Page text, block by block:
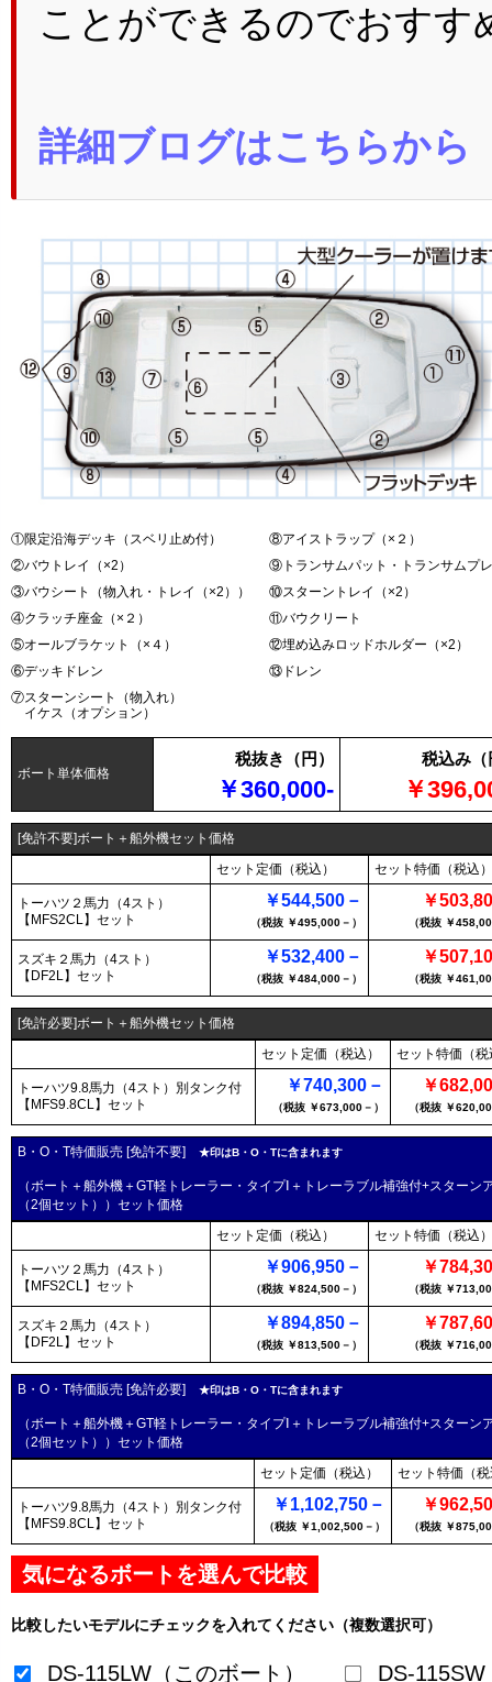
ことができるのでおすす
詳細ブログはこちらから
①限定沿海デッキ（スベリ止め付）
②バウトレイ（×2）
③バウシート（物入れ・トレイ（×2））
④クラッチ座金（×２）
⑤オールブラケット（×４）
⑥デッキドレン
⑦スターンシート（物入れ）
イケス（オプション）
⑧アイストラップ（×２）
⑨トランサムパット・トランサムプ
⑩スターントレイ（×2）
⑪バウクリート
⑫埋め込みロッドホルダー（×2）
⑬ドレン
ボート単体価格
税抜き（円）
￥360,000-
税込み（
￥
[免許不要]ボート＋船外機セット価格
セット定価（税込）
セット特価（税込）
トーハツ２馬力（4スト）
【MFS2CL】 セット
￥544,500－
（税抜 ￥495,000－）
￥
（税抜 ￥
スズキ２馬力（4スト）
【DF2L】 セット
￥532,400－
（税抜 ￥484,000－）
￥
（税抜 ￥
[免許必要]ボート＋船外機セット価格
セット定価（税込）
セット特価（税
トーハツ9.8馬力（4スト）別タンク付
【MFS9.8CL】 セット
￥740,300－
（税抜 ￥673,000－）
￥
（税抜 ￥
B・O・T特価販売 [免許不要] ★印はB・O・Tに含まれます
（ボート＋船外機＋GT軽トレーラー・タイプⅠ＋トレーラブル補強付+スターン
（2個セット））セット価格
セット定価（税込）
セット特価（税込）
トーハツ２馬力（4スト）
【MFS2CL】 セット
￥906,950－
（税抜 ￥824,500－）
￥
（税抜 ￥
スズキ２馬力（4スト）
【DF2L】 セット
￥894,850－
（税抜 ￥813,500－）
￥
（税抜 ￥
B・O・T特価販売 [免許必要] ★印はB・O・Tに含まれます
（ボート＋船外機＋GT軽トレーラー・タイプⅠ＋トレーラブル補強付+スターン
（2個セット））セット価格
セット定価（税込）
セット特価（
トーハツ9.8馬力（4スト）別タンク付
【MFS9.8CL】 セット
￥1,102,750－
（税抜 ￥1,002,500－）
￥
（税抜 ￥
気になるボートを選んで比較
比較したいモデルにチェックを入れてください（複数選択可）
DS-115LW（このボート） DS-115SW